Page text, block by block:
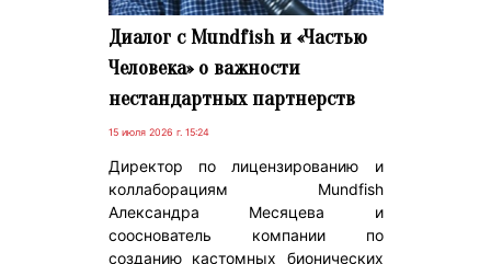
Диалог с Mundfish и «Частью
Человека» о важности
нестандартных партнерств
15 июля 2026 г. 15:24
Директор по лицензированию и
коллаборациям Mundfish
Александра Месяцева и
сооснователь компании по
созданию кастомных бионических